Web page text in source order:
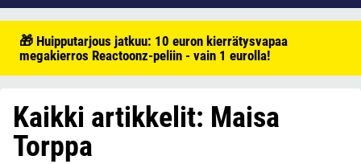
🎁 Huipputarjous jatkuu: 10 euron kierrätysvapaa
megakierros Reactoonz-peliin - vain 1 eurolla!
Kaikki artikkelit: Maisa
Torppa